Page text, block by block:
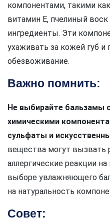
компонентами, такими
витамин Е, пчелиный
ингредиенты. Эти
ухаживать за кожей губ и
обезвоживание.
Важно помнить:
Не выбирайте бальзамы
химическими
сульфаты и
вещества могут вызвать
аллергические реакции
выборе увлажняющего
на натуральность
Совет: